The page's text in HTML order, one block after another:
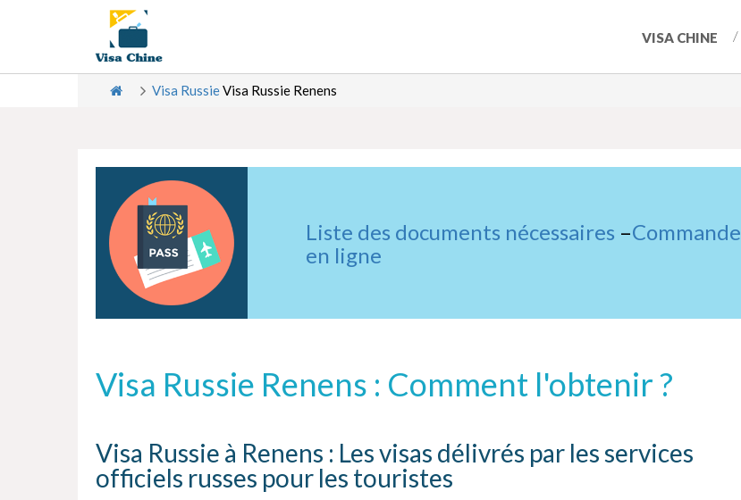
VISA CHINE
Visa RussieVisa Russie Renens
Liste des documents nécessaires –Commande
en ligne
Visa Russie Renens : Comment l'obtenir ?
Visa Russie à Renens : Les visas délivrés par les services
officiels russes pour les touristes